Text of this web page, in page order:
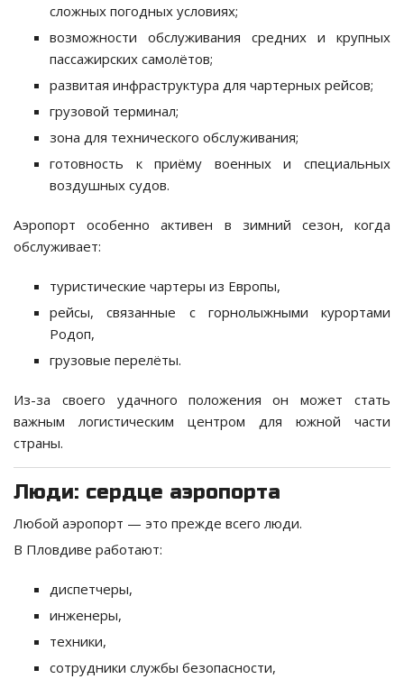
сложных погодных условиях;
возможности обслуживания средних и крупных
пассажирских самолётов;
развитая инфраструктура для чартерных рейсов;
грузовой терминал;
зона для технического обслуживания;
готовность к приёму военных и специальных
воздушных судов.
Аэропорт особенно активен в зимний сезон, когда
обслуживает:
туристические чартеры из Европы,
рейсы, связанные с горнолыжными курортами
Родоп,
грузовые перелёты.
Из-за своего удачного положения он может стать
важным логистическим центром для южной части
страны.
Люди: сердце аэропорта
Любой аэропорт — это прежде всего люди.
В Пловдиве работают:
диспетчеры,
инженеры,
техники,
сотрудники службы безопасности,